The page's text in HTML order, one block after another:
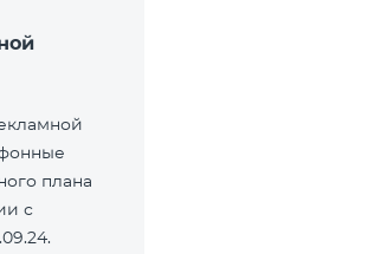
плана
с